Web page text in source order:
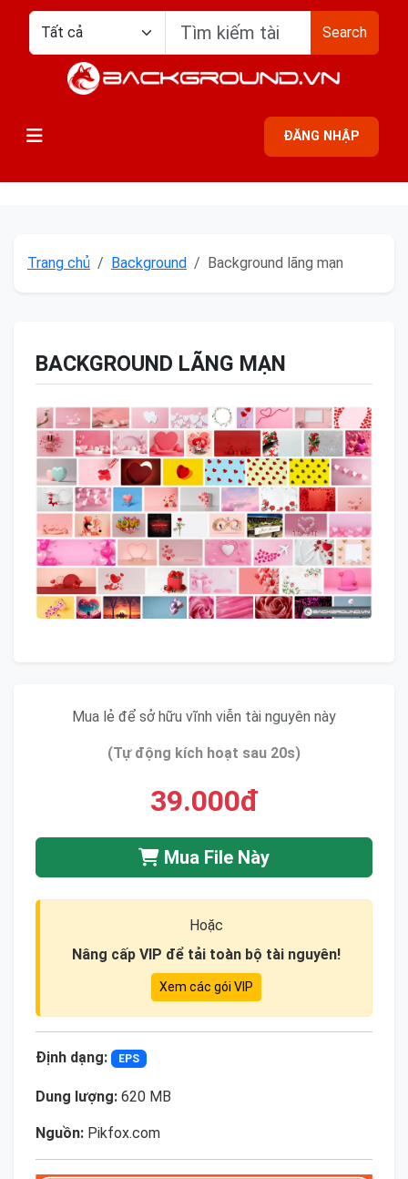
Search
ĐĂNG NHẬP
Trang chủ Background Background lãng mạn
BACKGROUND LÃNG MẠN
Mua lẻ để sở hữu vĩnh viễn tài nguyên này
(Tự động kích hoạt sau 20s)
39.000đ
Mua File Này
Hoặc
Nâng cấp VIP để tải toàn bộ tài nguyên!
Xem các gói VIP
Định dạng: EPS
Dung lượng: 620 MB
Nguồn: Pikfox.com